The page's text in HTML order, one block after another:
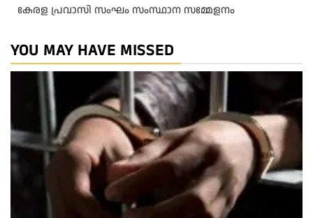
കേരള പ്രവാസി സംഘം സംസ്ഥാന സമ്മേളനം
YOU MAY HAVE MISSED